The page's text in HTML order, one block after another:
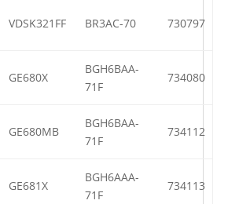
VDSK321FF BR3AC-70 730797
GE680X
BGH6BAA-
71F
734080
GE680MB
BGH6BAA-
71F
734112
GE681X
BGH6AAA-
71F
734113